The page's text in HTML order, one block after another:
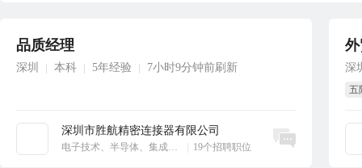
品质经理
深圳 本科 5年经验 7小时9分钟前刷新
深圳市胜航精密连接器有限公司
电子技术、半导体、集成电路 19个招聘职位
立即沟通
深
五